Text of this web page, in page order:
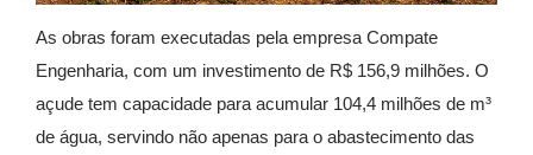
As obras foram executadas pela empresa Compate
Engenharia, com um investimento de R$ 156,9 milhões. O
açude tem capacidade para acumular 104,4 milhões de m³
de água, servindo não apenas para o abastecimento das